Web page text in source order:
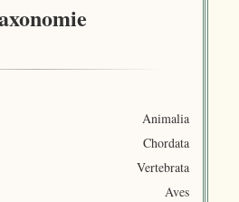
Animalia
Chordata
Vertebrata
Aves